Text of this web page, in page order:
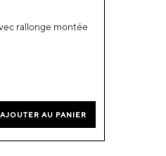
rallonge montée
AJOUTER AU PANIER